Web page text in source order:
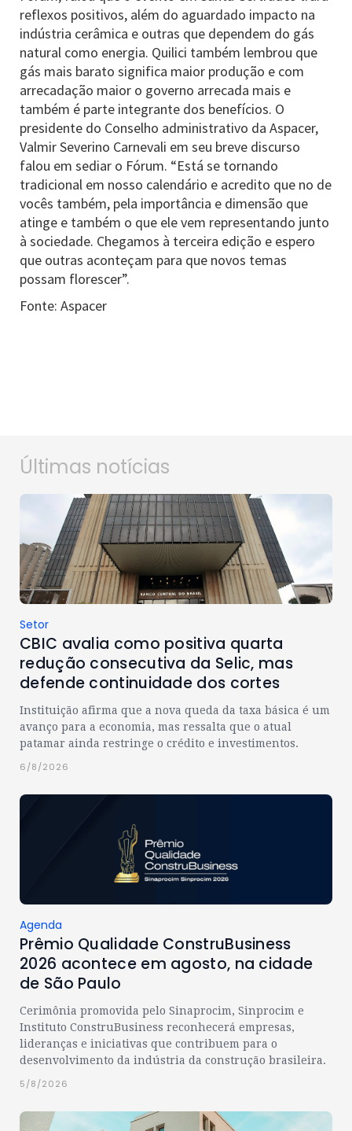
reflexos positivos, além do aguardado impacto na
indústria cerâmica e outras que dependem do gás
natural como energia. Quilici também lembrou que
gás mais barato significa maior produção e com
arrecadação maior o governo arrecada mais e
também é parte integrante dos benefícios. O
presidente do Conselho administrativo da Aspacer,
Valmir Severino Carnevali em seu breve discurso
falou em sediar o Fórum. “Está se tornando
tradicional em nosso calendário e acredito que no de
vocês também, pela importância e dimensão que
atinge e também o que ele vem representando junto
à sociedade. Chegamos à terceira edição e espero
que outras aconteçam para que novos temas
possam florescer”.
Fonte: Aspacer
Últimas notícias
Setor
CBIC avalia como positiva quarta
redução consecutiva da Selic, mas
defende continuidade dos cortes
Instituição afirma que a nova queda da taxa básica é um
avanço para a economia, mas ressalta que o atual
patamar ainda restringe o crédito e investimentos.
6/8/2026
Agenda
Prêmio Qualidade ConstruBusiness
2026 acontece em agosto, na cidade
de São Paulo
Cerimônia promovida pelo Sinaprocim, Sinprocim e
Instituto ConstruBusiness reconhecerá empresas,
lideranças e iniciativas que contribuem para o
desenvolvimento da indústria da construção brasileira.
5/8/2026